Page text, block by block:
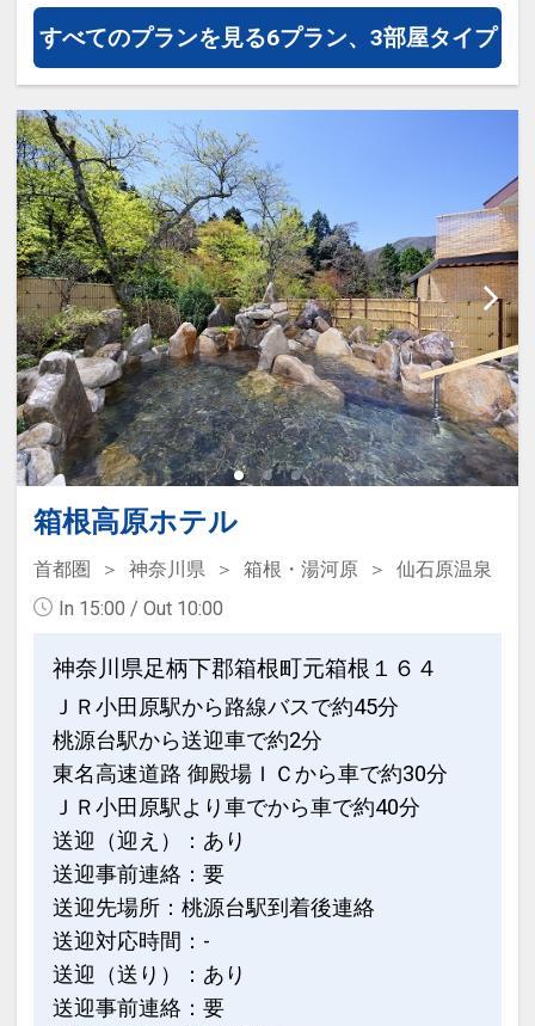
ご案内
●玄関にてお履き物を下足ロッカーに入
れていただき、館内を素足または靴下で
歩くスタイルの宿です。
また、お部屋係はつきません。
設定期間：2026年4月1日～2027年3月
31日
インターネットコース番号：DP-1-
17215763
すべてのプランを見る6プラン、3部屋タイプ
箱根高原ホテル
首都圏 神奈川県 箱根・湯河原
仙石原温泉
In 15:00 / Out 10:00
神奈川県足柄下郡箱根町元箱根１６４
ＪＲ小田原駅から路線バスで約45分
桃源台駅から送迎車で約2分
東名高速道路 御殿場ＩＣから車で約30分
ＪＲ小田原駅より車でから車で約40分
送迎（迎え）：あり
送迎事前連絡：要
送迎先場所：桃源台駅到着後連絡
送迎対応時間：-
送迎（送り）：あり
送迎事前連絡：要